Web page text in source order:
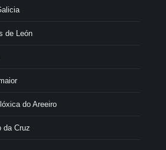
de León
do Areeiro
da Cruz